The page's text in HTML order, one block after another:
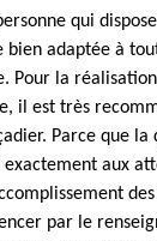
qui
bien adaptée à
Pour la
il est très
Parce que
exactement aux
par le